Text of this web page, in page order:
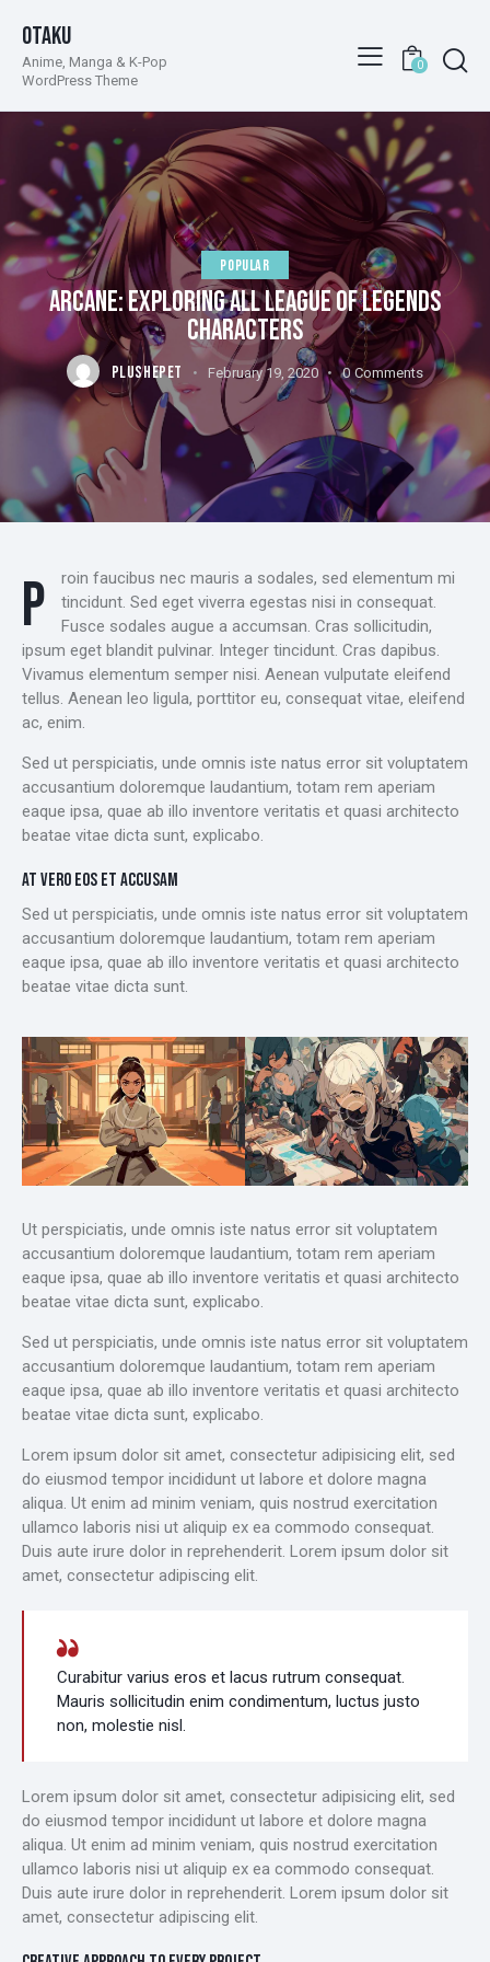
Otaku
Anime, Manga & K-Pop
WordPress Theme
0
POPULAR
ARCANE: EXPLORING ALL LEAGUE OF LEGENDS
CHARACTERS
PLUSHEPET February 19, 2020 0 Comments
Proin faucibus nec mauris a sodales, sed elementum mi
tincidunt. Sed eget viverra egestas nisi in consequat.
Fusce sodales augue a accumsan. Cras sollicitudin,
ipsum eget blandit pulvinar. Integer tincidunt. Cras dapibus.
Vivamus elementum semper nisi. Aenean vulputate eleifend
tellus. Aenean leo ligula, porttitor eu, consequat vitae, eleifend
ac, enim.
Sed ut perspiciatis, unde omnis iste natus error sit voluptatem
accusantium doloremque laudantium, totam rem aperiam
eaque ipsa, quae ab illo inventore veritatis et quasi architecto
beatae vitae dicta sunt, explicabo.
AT VERO EOS ET ACCUSAM
Sed ut perspiciatis, unde omnis iste natus error sit voluptatem
accusantium doloremque laudantium, totam rem aperiam
eaque ipsa, quae ab illo inventore veritatis et quasi architecto
beatae vitae dicta sunt.
Ut perspiciatis, unde omnis iste natus error sit voluptatem
accusantium doloremque laudantium, totam rem aperiam
eaque ipsa, quae ab illo inventore veritatis et quasi architecto
beatae vitae dicta sunt, explicabo.
Sed ut perspiciatis, unde omnis iste natus error sit voluptatem
accusantium doloremque laudantium, totam rem aperiam
eaque ipsa, quae ab illo inventore veritatis et quasi architecto
beatae vitae dicta sunt, explicabo.
Lorem ipsum dolor sit amet, consectetur adipisicing elit, sed
do eiusmod tempor incididunt ut labore et dolore magna
aliqua. Ut enim ad minim veniam, quis nostrud exercitation
ullamco laboris nisi ut aliquip ex ea commodo consequat.
Duis aute irure dolor in reprehenderit. Lorem ipsum dolor sit
amet, consectetur adipiscing elit.
Curabitur varius eros et lacus rutrum consequat.
Mauris sollicitudin enim condimentum, luctus justo
non, molestie nisl.
Lorem ipsum dolor sit amet, consectetur adipisicing elit, sed
do eiusmod tempor incididunt ut labore et dolore magna
aliqua. Ut enim ad minim veniam, quis nostrud exercitation
ullamco laboris nisi ut aliquip ex ea commodo consequat.
Duis aute irure dolor in reprehenderit. Lorem ipsum dolor sit
amet, consectetur adipiscing elit.